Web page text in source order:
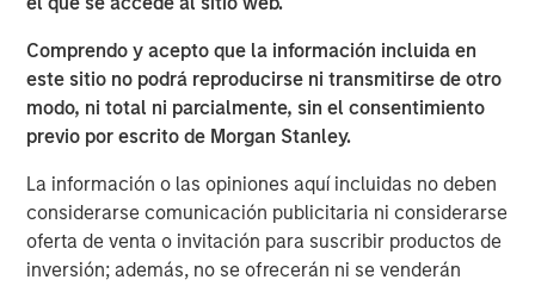
Comprendo y acepto que la información incluida en
este sitio no podrá reproducirse ni transmitirse de otro
modo, ni total ni parcialmente, sin el consentimiento
previo por escrito de Morgan Stanley.
La información o las opiniones aquí incluidas no deben
considerarse comunicación publicitaria ni considerarse
oferta de venta o invitación para suscribir productos de
inversión; además, no se ofrecerán ni se venderán
Terms of Trade: The Quiet Tailwind Behind
Emerging Market’s Comeback
TALES FROM THE EMERGING WORLD